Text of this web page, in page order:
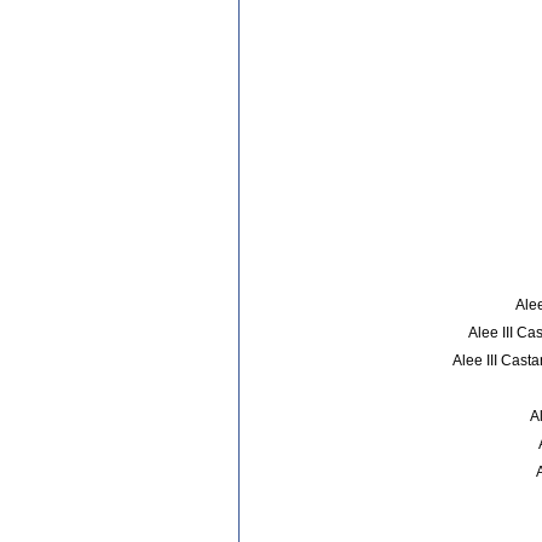
Alee III
Alee III